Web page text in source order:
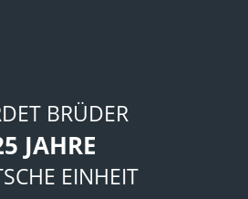
BRÜDER
JAHRE
EINHEIT